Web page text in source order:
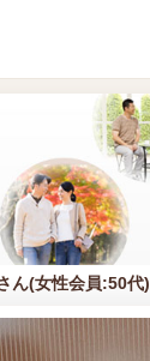
ん(女性会員:50代)